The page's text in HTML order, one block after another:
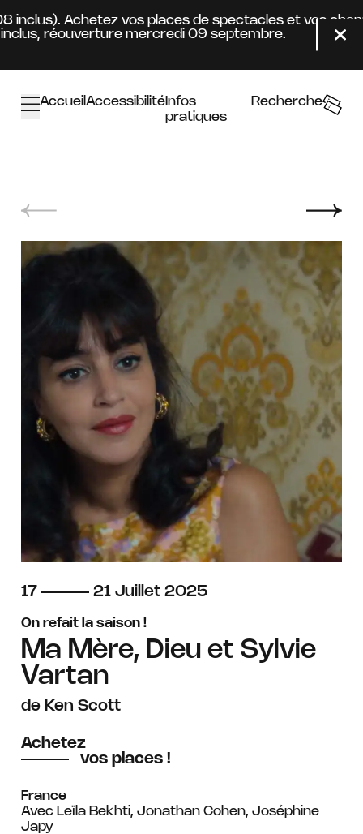
Achetez vos places de spectacles et vos
réouverture mercredi 09 septembre.
AccueilAccessibilitéInfos
pratiques
Recherche
du
17 au
21 juillet
Juillet 2025
On refait la saison !
Ma Mère, Dieu et Sylvie
Vartan
de Ken Scott
Achetez
vos places !
France
Avec Leïla Bekhti, Jonathan Cohen, Joséphine
Japy